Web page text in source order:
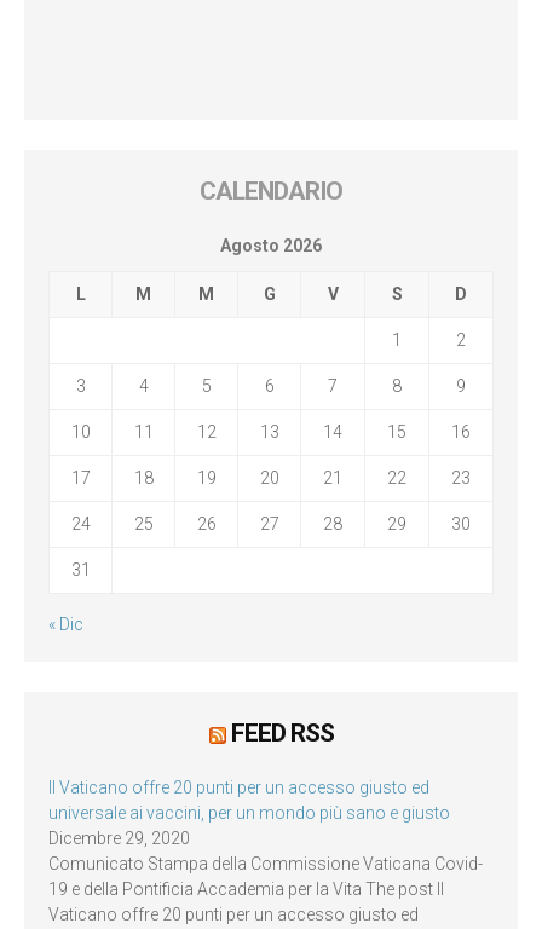
CALENDARIO
Agosto 2026
L M M G V S D
1 2
3 4 5 6 7 8 9
10 11 12 13 14 15 16
17 18 19 20 21 22 23
24 25 26 27 28 29 30
31
« Dic
FEED RSS
Il Vaticano offre 20 punti per un accesso giusto ed
universale ai vaccini, per un mondo più sano e giusto
Dicembre 29, 2020
Comunicato Stampa della Commissione Vaticana Covid-
19 e della Pontificia Accademia per la Vita The post Il
Vaticano offre 20 punti per un accesso giusto ed